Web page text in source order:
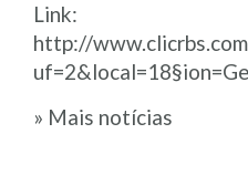
Link:
http://
» Mais notícias